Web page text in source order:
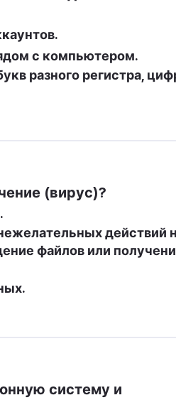
с компьютером.
разного регистра,
(вирус)?
действий
файлов или
систему и